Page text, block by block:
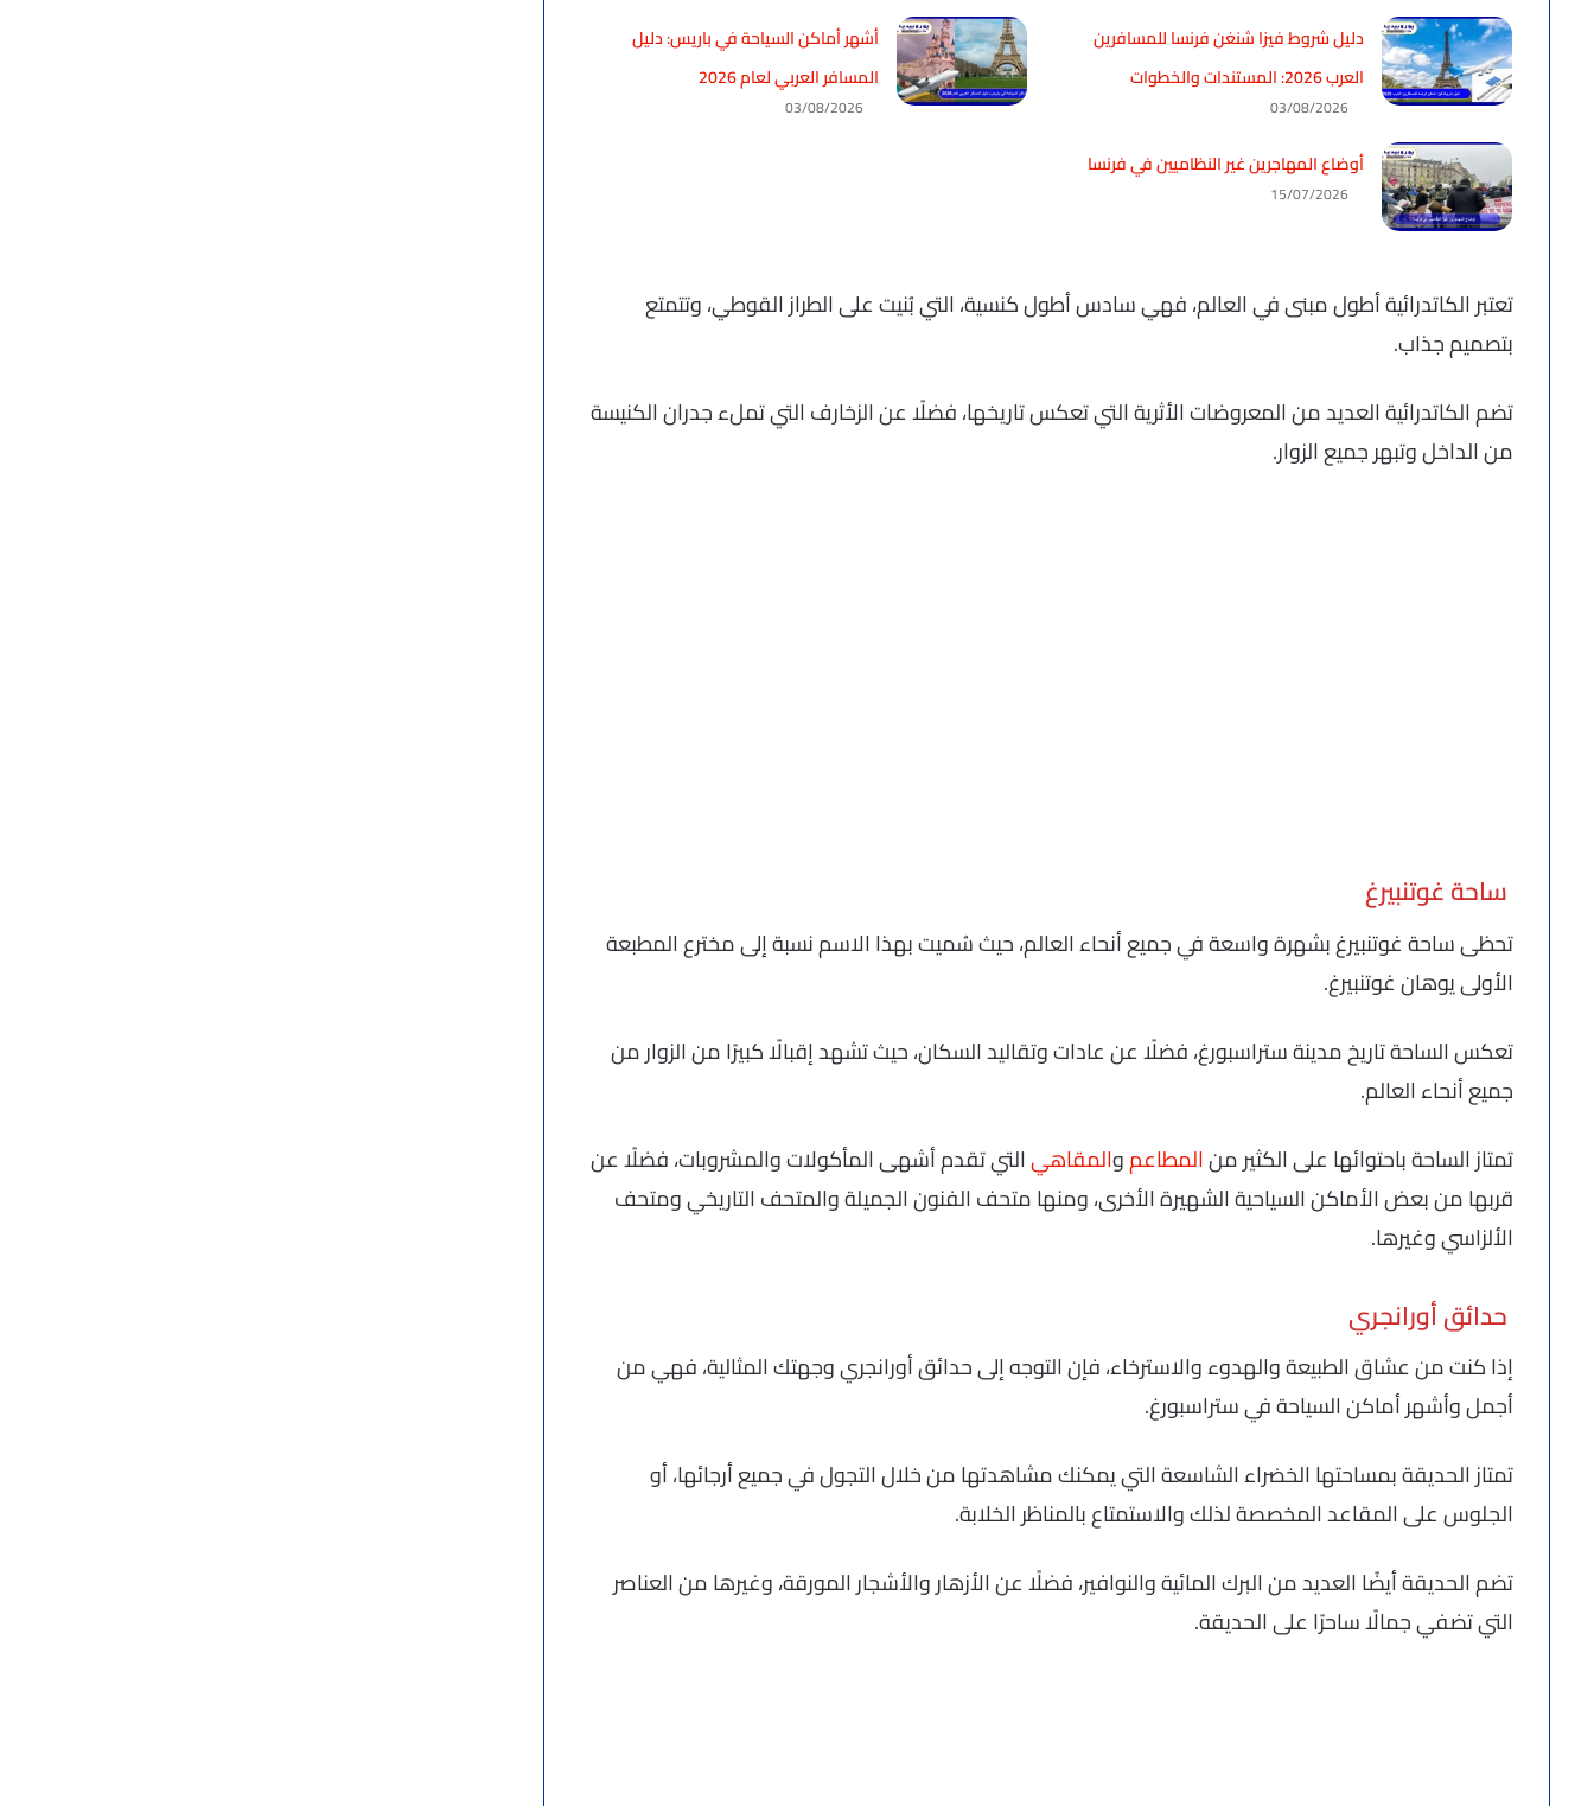
دليل شروط فيزا شنغن فرنسا للمسافرين
العرب 2026: المستندات والخطوات
03/08/2026
أشهر أماكن السياحة في باريس: دليل
المسافر العربي لعام 2026
03/08/2026
أوضاع المهاجرين غير النظاميين في فرنسا
15/07/2026
تعتبر الكاتدرائية أطول مبنى في العالم، فهي سادس أطول كنسية، التي بُنيت على الطراز القوطي، وتتمتع
بتصميم جذاب.
تضم الكاتدرائية العديد من المعروضات الأثرية التي تعكس تاريخها، فضلًا عن الزخارف التي تملء جدران الكنيسة
من الداخل وتبهر جميع الزوار.
ساحة غوتنبيرغ
تحظى ساحة غوتنبيرغ بشهرة واسعة في جميع أنحاء العالم، حيث سُميت بهذا الاسم نسبة إلى مخترع المطبعة
الأولى يوهان غوتنبيرغ.
تعكس الساحة تاريخ مدينة ستراسبورغ، فضلًا عن عادات وتقاليد السكان، حيث تشهد إقبالًا كبيرًا من الزوار من
جميع أنحاء العالم.
تمتاز الساحة باحتوائها على الكثير منالمطاعموالمقاهيالتي تقدم أشهى المأكولات والمشروبات، فضلًا عن
قربها من بعض الأماكن السياحية الشهيرة الأخرى، ومنها متحف الفنون الجميلة والمتحف التاريخي ومتحف
الألزاسي وغيرها.
حدائق أورانجري
إذا كنت من عشاق الطبيعة والهدوء والاسترخاء، فإن التوجه إلى حدائق أورانجري وجهتك المثالية، فهي من
أجمل وأشهر أماكن السياحة في ستراسبورغ.
تمتاز الحديقة بمساحتها الخضراء الشاسعة التي يمكنك مشاهدتها من خلال التجول في جميع أرجائها، أو
الجلوس على المقاعد المخصصة لذلك والاستمتاع بالمناظر الخلابة.
تضم الحديقة أيضًا العديد من البرك المائية والنوافير، فضلًا عن الأزهار والأشجار المورقة، وغيرها من العناصر
التي تضفي جمالًا ساحرًا على الحديقة.